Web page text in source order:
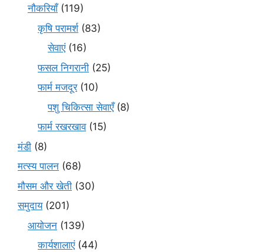
नौकरियाँ(119)
कृषि परामर्श(83)
सेवाएं(16)
फसल निगरानी (25)
फार्म मजदूर(10)
पशु चिकित्सा सेवाएँ(8)
फार्म रखरखाव(15)
मंडी (8)
मत्स्य पालन (68)
मौसम और खेती (30)
समुदाय(201)
आयोजन (139)
कार्यशालाएं(44)